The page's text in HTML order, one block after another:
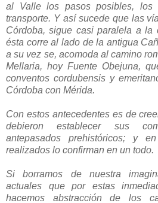
al Valle los pasos posibles, los
transporte. Y así sucede que las
Córdoba, sigue casi paralela a la
ésta corre al lado de la antigua
a su vez se, acomoda al camino
Mellaria, hoy Fuente Obejuna,
conventos cordubensis y
Córdoba con Mérida.
Con estos antecedentes es de
debieron establecer sus
antepasados prehistóricos; y
realizados lo confirman en un todo.
Si borramos de nuestra
actuales que por estas
hacemos abstracción de los